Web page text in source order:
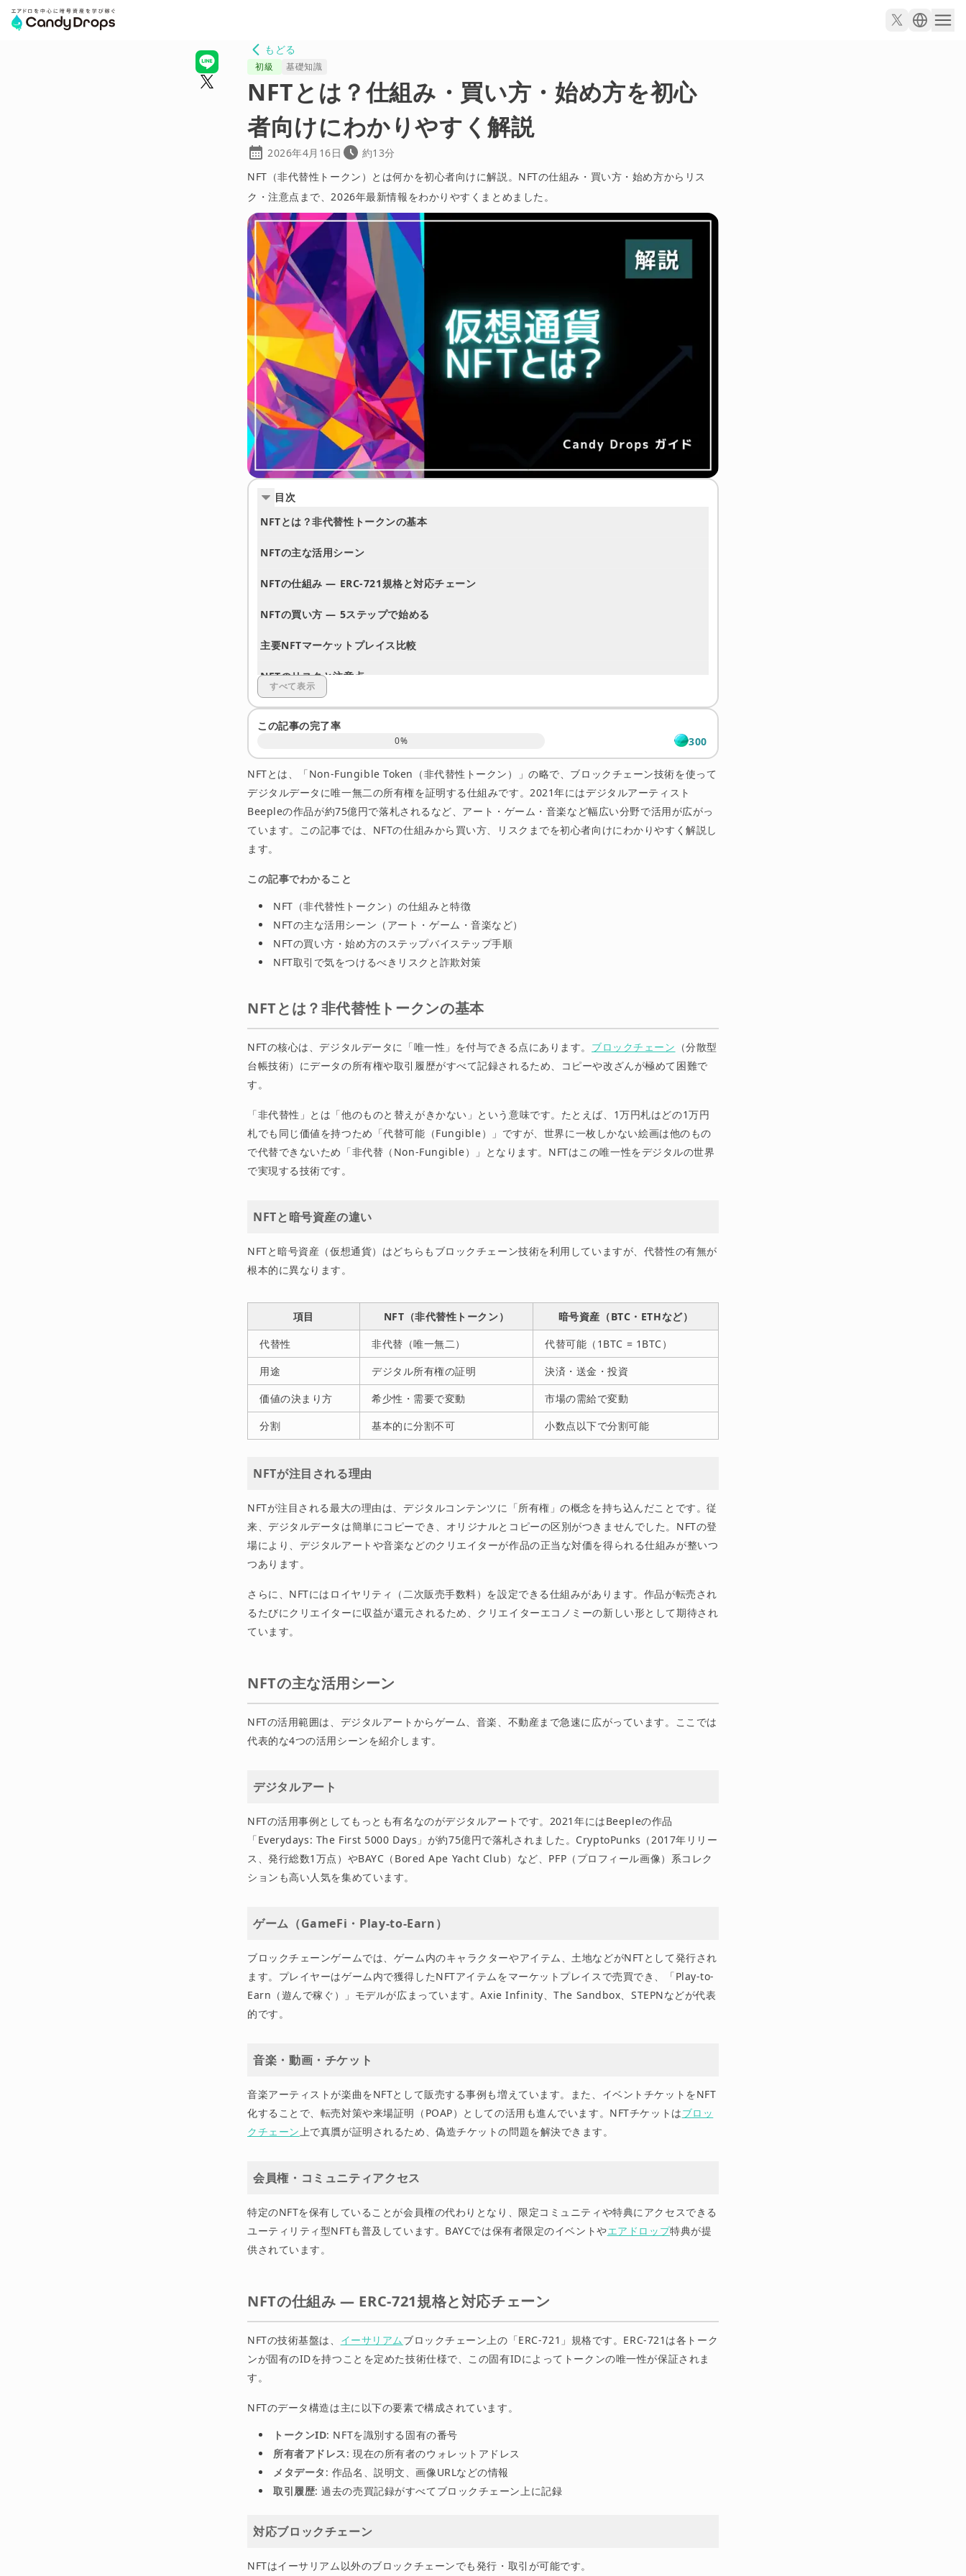
もどる
初級 基礎知識
NFTとは？仕組み・買い方・始め方を初心
者向けにわかりやすく解説
2026年4月16日
約13分
NFT（非代替性トークン）とは何かを初心者向けに解説。NFTの仕組み・買い方・始め方からリス
ク・注意点まで、2026年最新情報をわかりやすくまとめました。
目次
NFTとは？非代替性トークンの基本
NFTの主な活用シーン
NFTの仕組み — ERC-721規格と対応チェーン
NFTの買い方 — 5ステップで始める
主要NFTマーケットプレイス比較
NFTのリスクと注意点
よくある質問（FAQ）
まとめ
すべて表示
この記事の完了率
0% 300
NFTとは、「Non-Fungible Token（非代替性トークン）」の略で、ブロックチェーン技術を使って
デジタルデータに唯一無二の所有権を証明する仕組みです。2021年にはデジタルアーティスト
Beepleの作品が約75億円で落札されるなど、アート・ゲーム・音楽など幅広い分野で活用が広がっ
ています。この記事では、NFTの仕組みから買い方、リスクまでを初心者向けにわかりやすく解説し
ます。
この記事でわかること
NFT（非代替性トークン）の仕組みと特徴
NFTの主な活用シーン（アート・ゲーム・音楽など）
NFTの買い方・始め方のステップバイステップ手順
NFT取引で気をつけるべきリスクと詐欺対策
NFTとは？非代替性トークンの基本
NFTの核心は、デジタルデータに「唯一性」を付与できる点にあります。 ブロックチェーン （分散型
台帳技術）にデータの所有権や取引履歴がすべて記録されるため、コピーや改ざんが極めて困難で
す。
「非代替性」とは「他のものと替えがきかない」という意味です。たとえば、1万円札はどの1万円
札でも同じ価値を持つため「代替可能（Fungible）」ですが、世界に一枚しかない絵画は他のもの
で代替できないため「非代替（Non-Fungible）」となります。NFTはこの唯一性をデジタルの世界
で実現する技術です。
NFTと暗号資産の違い
NFTと暗号資産（仮想通貨）はどちらもブロックチェーン技術を利用していますが、代替性の有無が
根本的に異なります。
項目 NFT（非代替性トークン）
暗号資産（BTC・ETHなど）
代替性
非代替（唯一無二）
代替可能（1BTC = 1BTC）
用途
デジタル所有権の証明
決済・送金・投資
価値の決まり方
希少性・需要で変動
市場の需給で変動
分割
基本的に分割不可 小数点以下で分割可能
NFTが注目される理由
NFTが注目される最大の理由は、デジタルコンテンツに「所有権」の概念を持ち込んだことです。従
来、デジタルデータは簡単にコピーでき、オリジナルとコピーの区別がつきませんでした。NFTの登
場により、デジタルアートや音楽などのクリエイターが作品の正当な対価を得られる仕組みが整いつ
つあります。
さらに、NFTにはロイヤリティ（二次販売手数料）を設定できる仕組みがあります。作品が転売され
るたびにクリエイターに収益が還元されるため、クリエイターエコノミーの新しい形として期待され
ています。
NFTの主な活用シーン
NFTの活用範囲は、デジタルアートからゲーム、音楽、不動産まで急速に広がっています。ここでは
代表的な4つの活用シーンを紹介します。
デジタルアート
NFTの活用事例としてもっとも有名なのがデジタルアートです。2021年にはBeepleの作品
「Everydays: The First 5000 Days」が約75億円で落札されました。CryptoPunks（2017年リリー
ス、発行総数1万点）やBAYC（Bored Ape Yacht Club）など、PFP（プロフィール画像）系コレク
ションも高い人気を集めています。
ゲーム（GameFi・Play-to-Earn）
ブロックチェーンゲームでは、ゲーム内のキャラクターやアイテム、土地などがNFTとして発行され
ます。プレイヤーはゲーム内で獲得したNFTアイテムをマーケットプレイスで売買でき、「Play-to-
Earn（遊んで稼ぐ）」モデルが広まっています。Axie Infinity、The Sandbox、STEPNなどが代表
的です。
音楽・動画・チケット
音楽アーティストが楽曲をNFTとして販売する事例も増えています。また、イベントチケットをNFT
化することで、転売対策や来場証明（POAP）としての活用も進んでいます。NFTチケットはブロッ
クチェーン上で真贋が証明されるため、偽造チケットの問題を解決できます。
会員権・コミュニティアクセス
特定のNFTを保有していることが会員権の代わりとなり、限定コミュニティや特典にアクセスできる
ユーティリティ型NFTも普及しています。BAYCでは保有者限定のイベントやエアドロップ特典が提
供されています。
NFTの仕組み — ERC-721規格と対応チェーン
NFTの技術基盤は、 イーサリアムブロックチェーン上の「ERC-721」規格です。ERC-721は各トーク
ンが固有のIDを持つことを定めた技術仕様で、この固有IDによってトークンの唯一性が保証されま
す。
NFTのデータ構造は主に以下の要素で構成されています。
トークンID: NFTを識別する固有の番号
所有者アドレス: 現在の所有者のウォレットアドレス
メタデータ : 作品名、説明文、画像URLなどの情報
取引履歴: 過去の売買記録がすべてブロックチェーン上に記録
対応ブロックチェーン
NFTはイーサリアム以外のブロックチェーンでも発行・取引が可能です。